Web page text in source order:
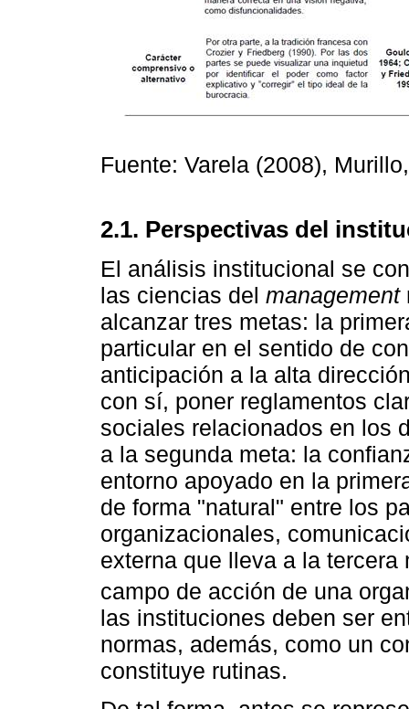
Fuente: Varela (2008),
2.1. Perspectivas del
El análisis institucional se
las ciencias del management
alcanzar tres metas: la
particular en el sentido de
anticipación a la alta
con sí, poner reglamentos
sociales relacionados en los
a la segunda meta: la
entorno apoyado en la
de forma "natural" entre los
organizacionales,
externa que lleva a la
campo de acción de una
las instituciones deben ser
normas, además, como un
constituye rutinas.